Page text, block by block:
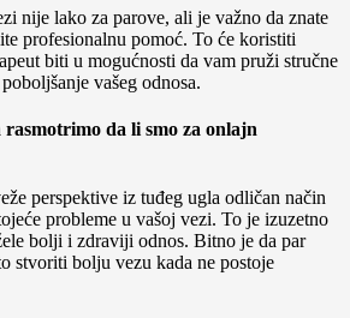
nije lako za parove, ali je važno da znate
profesionalnu pomoć. To će koristiti
biti u mogućnosti da vam pruži stručne
vašeg odnosa.
da li smo za onlajn
perspektive iz tuđeg ugla odličan način
probleme u vašoj vezi. To je izuzetno
bolji i zdraviji odnos. Bitno je da par
stvoriti bolju vezu kada ne postoje